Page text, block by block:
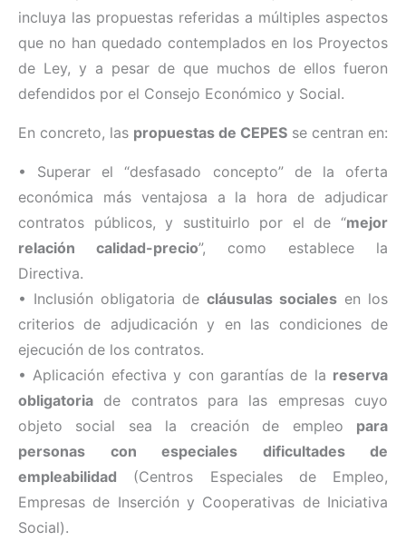
incluya las propuestas referidas a múltiples aspectos
que no han quedado contemplados en los Proyectos
de Ley, y a pesar de que muchos de ellos fueron
defendidos por el Consejo Económico y Social.
En concreto, las propuestas de CEPES se centran en:
• Superar el “desfasado concepto” de la oferta
económica más ventajosa a la hora de adjudicar
contratos públicos, y sustituirlo por el de “mejor
relación calidad-precio”, como establece la
Directiva.
• Inclusión obligatoria de cláusulas sociales en los
criterios de adjudicación y en las condiciones de
ejecución de los contratos.
• Aplicación efectiva y con garantías de la reserva
obligatoria de contratos para las empresas cuyo
objeto social sea la creación de empleo para
personas con especiales dificultades de
empleabilidad (Centros Especiales de Empleo,
Empresas de Inserción y Cooperativas de Iniciativa
Social).